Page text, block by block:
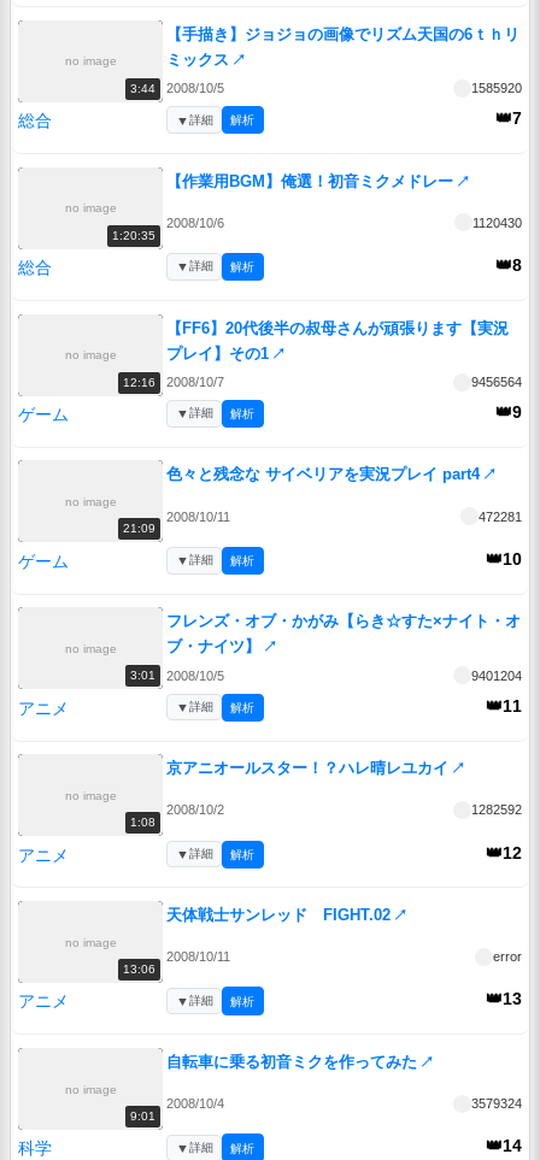
no image
3:44
【手描き】ジョジョの画像でリズム天国の6ｔｈリ
ミックス ↗
2008/10/5 1585920
総合 👑7
▼詳細 解析
no image
1:20:35
【作業用BGM】俺選！初音ミクメドレー ↗
2008/10/6 1120430
総合 👑8
▼詳細 解析
no image
12:16
【FF6】20代後半の叔母さんが頑張ります【実況
プレイ】その1 ↗
2008/10/7 9456564
ゲーム 👑9
▼詳細 解析
no image
21:09
色々と残念な サイベリアを実況プレイ part4 ↗
2008/10/11 472281
ゲーム 👑10
▼詳細 解析
no image
3:01
フレンズ・オブ・かがみ【らき☆すた×ナイト・オ
ブ・ナイツ】
↗
2008/10/5 9401204
アニメ 👑11
▼詳細 解析
no image
1:08
京アニオールスター！？ハレ晴レユカイ ↗
2008/10/2 1282592
アニメ 👑12
▼詳細 解析
no image
13:06
天体戦士サンレッド FIGHT.02 ↗
2008/10/11 error
アニメ 👑13
▼詳細 解析
no image
9:01
自転車に乗る初音ミクを作ってみた ↗
2008/10/4 3579324
科学 👑14
▼詳細 解析